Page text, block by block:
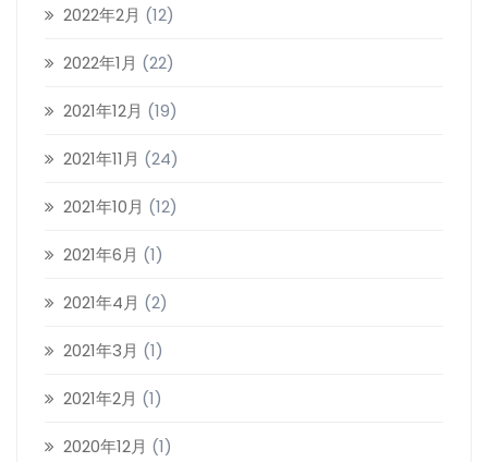
2022年2月 (12)
2022年1月 (22)
2021年12月 (19)
2021年11月 (24)
2021年10月 (12)
2021年6月 (1)
2021年4月 (2)
2021年3月 (1)
2021年2月 (1)
2020年12月 (1)